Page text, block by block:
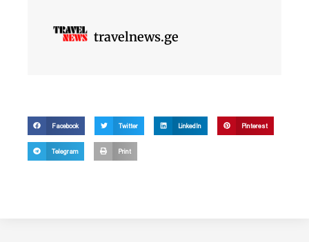
travelnews.ge
Facebook Twitter LinkedIn Pinterest
Telegram Print